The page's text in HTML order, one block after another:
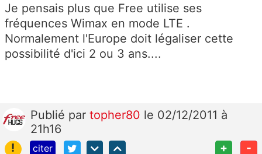
Je pensais plus que Free utilise ses
fréquences Wimax en mode LTE .
Normalement l'Europe doit légaliser cette
possibilité d'ici 2 ou 3 ans....
Publié par topher80 le 02/12/2011 à
21h16
!
citer + -